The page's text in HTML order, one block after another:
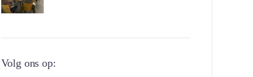
Volg ons op: